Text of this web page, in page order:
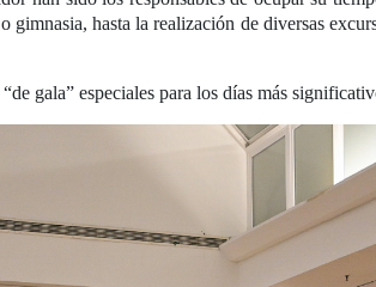
gimnasia, hasta la realización de diversas
gala” especiales para los días más